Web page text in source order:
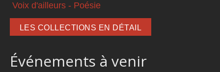
Voix d'ailleurs - Poésie
LES COLLECTIONS EN DÉTAIL
Événements à venir